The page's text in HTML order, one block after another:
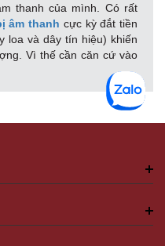
thanh của mình. Có rất
âm thanh cực kỳ đắt tiền
loa và dây tín hiệu) khiến
Vì thế cần căn cứ vào
loại dây dẫn (dây loa và
lượng phù hợp với thiết bị
là thành phần quan trọng
Hầu hết các bộ dàn
thanh hay lắp đặt thiết